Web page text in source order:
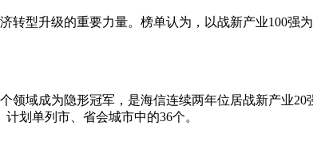
转型升级的重要力量。榜单认为，以战新产业100
领域成为隐形冠军，是海信连续两年位居战新产业
划单列市、省会城市中的36个。